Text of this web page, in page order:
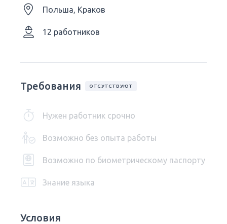
Польша, Краков
12 работников
Требования ОТСУТСТВУЮТ
Нужен работник срочно
Возможно без опыта работы
Возможно по биометрическому паспорту
Знание языка
Условия